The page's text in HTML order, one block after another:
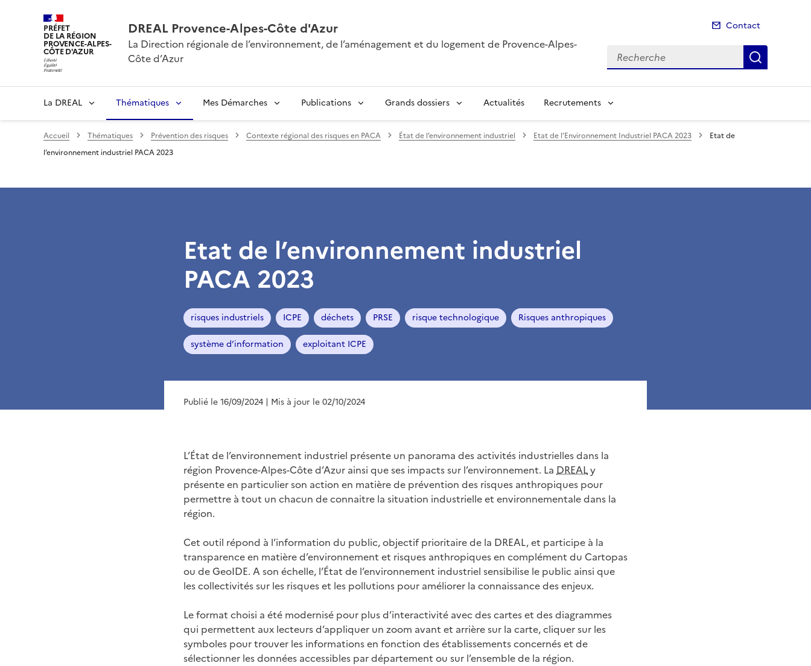
PRÉFET
DE LA RÉGION
PROVENCE-ALPES-
CÔTE D'AZUR
DREAL Provence-Alpes-Côte d'Azur
La Direction régionale de l’environnement, de l’aménagement et du logement de Provence-Alpes-
Côte d’Azur
Contact
Recherche
La DREAL Thématiques Mes Démarches Publications Grands dossiers Actualités Recrutements
Accueil Thématiques Prévention des risques Contexte régional des risques en PACA État de l’environnement industriel Etat de l’Environnement Industriel PACA 2023
Etat de
l’environnement industriel PACA 2023
Etat de l’environnement industriel
PACA 2023
risques industriels ICPE déchets PRSE risque technologique Risques anthropiques
système d’information exploitant ICPE
Publié le 16/09/2024 | Mis à jour le 02/10/2024
L’État de l’environnement industriel présente un panorama des activités industrielles dans la
région Provence-Alpes-Côte d’Azur ainsi que ses impacts sur l’environnement. La DREALy
présente en particulier son action en matière de prévention des risques anthropiques pour
permettre à tout un chacun de connaitre la situation industrielle et environnementale dans la
région.
Cet outil répond à l’information du public, objectif prioritaire de la DREAL, et participe à la
transparence en matière d’environnement et risques anthropiques en complément du Cartopas
ou de GeoIDE. A son échelle, l’État de l’environnement industriel sensibilise le public ainsi que
les collectivités sur les risques et les pollutions pour améliorer la connaissance des enjeux.
Le format choisi a été modernisé pour plus d’interactivité avec des cartes et des diagrammes
qui permettent aux lecteurs d’appliquer un zoom avant et arrière sur la carte, cliquer sur les
symboles pour trouver les informations en fonction des établissements concernés et de
sélectionner les données accessibles par département ou sur l’ensemble de la région.